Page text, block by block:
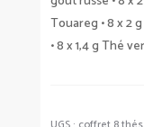
Touareg • 8 x 2
• 8 x 1,4 g Thé